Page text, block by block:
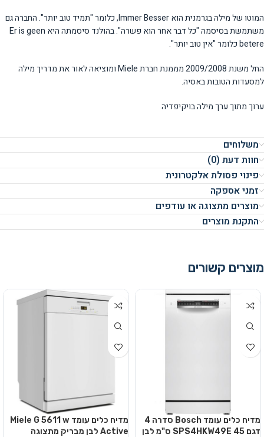
המוטו של מילה בגרמנית הוא Immer Besser, כלומר "תמיד טוב יותר". החברה גם
משתמשת בסיסמה "כל דבר אחר הוא פשרה". בהולנד סיסמתה היא Er is geen
betere כלומר "אין טוב יותר".
החל משנת 2009/2008 מממנת חברת Miele ומוציאה לאור את מדריך מילה
למסעדות הטובות באסיה.
ערוך מתוך ערך מילה בויקיפדיה
משלוחים
חוות דעת (0)
פינוי פסולת אלקטרונית
זמני אספקה
מוצרים מתצוגה או עודפים
התקנת מוצרים
מוצרים קשורים
מדיח כלים עומד Bosch סדרה 4
דגם SPS4HKW49E 45 ס"מ לבן
מדיח כלים עומד Miele G 5611 w
Active לבן מבריק מתצוגה